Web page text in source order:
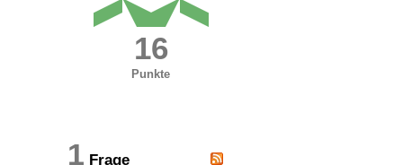
16
Punkte
1 Frage